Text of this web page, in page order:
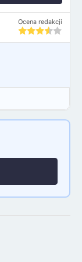
Ocena redakcji